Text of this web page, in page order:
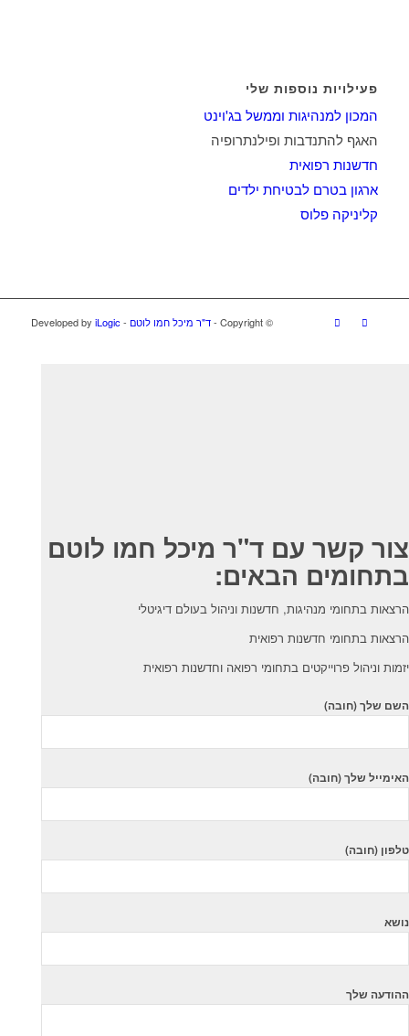
פעילויות נוספות שלי
המכון למנהיגות וממשל בג'וינט
האגף להתנדבות ופילנתרופיה
חדשנות רפואית
ארגון בטרם לבטיחת ילדים
קליניקה פלוס
© ‫Copyright - ד"ר מיכל חמו לוטם - Developed by
iLogic
צור קשר עם ד"ר מיכל חמו לוטם
בתחומים הבאים:
הרצאות בתחומי מנהיגות, חדשנות וניהול בעולם דיגיטלי
הרצאות בתחומי חדשנות רפואית
יזמות וניהול פרוייקטים בתחומי רפואה וחדשנות רפואית
השם שלך (חובה)
האימייל שלך (חובה)
טלפון (חובה)
נושא
ההודעה שלך